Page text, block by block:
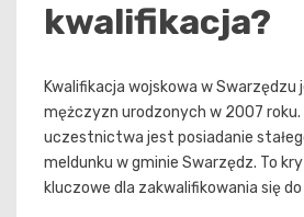
kwalifikacja?
Kwalifikacja wojskowa w Swarzędzu
mężczyzn urodzonych w 2007 roku.
uczestnictwa jest posiadanie
meldunku w gminie Swarzędz. To
kluczowe dla zakwalifikowania się